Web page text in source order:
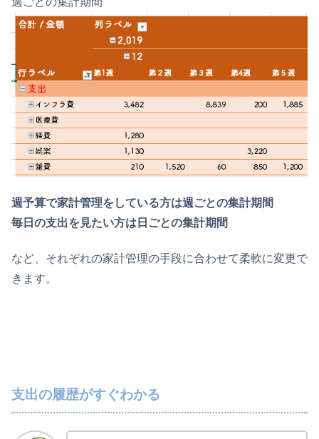
週予算で家計管理をしている方は週ごとの集計期間
毎日の支出を見たい方は日ごとの集計期間
など、それぞれの家計管理の手段に合わせて柔軟に変更で
きます。
支出の履歴がすぐわかる